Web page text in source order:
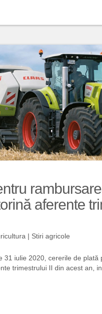
aferente
| Stiri agricole
31 iulie 2020, cererile de
trimestrului II din acest an,